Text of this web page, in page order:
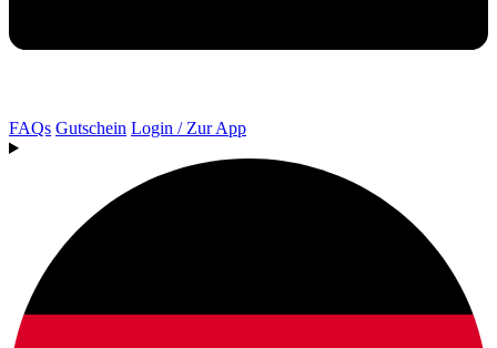
FAQs Gutschein Login / Zur App